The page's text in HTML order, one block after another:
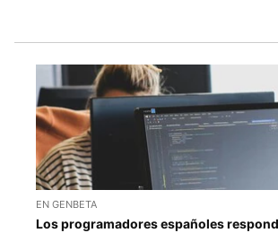
EN GENBETA
Los programadores españoles